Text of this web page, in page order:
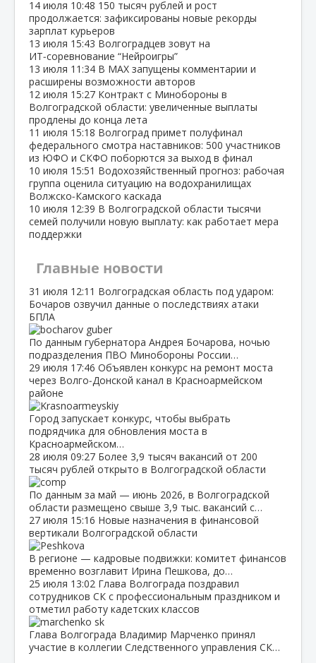
14 июля 10:48 150 тысяч рублей и рост
продолжается: зафиксированы новые рекорды
зарплат курьеров
13 июля 15:43 Волгоградцев зовут на
ИТ‑соревнование “Нейроигры”
13 июля 11:34 В МАХ запущены комментарии и
расширены возможности авторов
12 июля 15:27 Контракт с Минобороны в
Волгоградской области: увеличенные выплаты
продлены до конца лета
11 июля 15:18 Волгоград примет полуфинал
федерального смотра наставников: 500 участников
из ЮФО и СКФО поборются за выход в финал
10 июля 15:51 Водохозяйственный прогноз: рабочая
группа оценила ситуацию на водохранилищах
Волжско‑Камского каскада
10 июля 12:39 В Волгоградской области тысячи
семей получили новую выплату: как работает мера
поддержки
Главные новости
31 июля 12:11 Волгоградская область под ударом:
Бочаров озвучил данные о последствиях атаки
БПЛА
По данным губернатора Андрея Бочарова, ночью
подразделения ПВО Минобороны России…
29 июля 17:46 Объявлен конкурс на ремонт моста
через Волго‑Донской канал в Красноармейском
районе
Город запускает конкурс, чтобы выбрать
подрядчика для обновления моста в
Красноармейском…
28 июля 09:27 Более 3,9 тысяч вакансий от 200
тысяч рублей открыто в Волгоградской области
По данным за май — июнь 2026, в Волгоградской
области размещено свыше 3,9 тыс. вакансий с…
27 июля 15:16 Новые назначения в финансовой
вертикали Волгоградской области
В регионе — кадровые подвижки: комитет финансов
временно возглавит Ирина Пешкова, до…
25 июля 13:02 Глава Волгограда поздравил
сотрудников СК с профессиональным праздником и
отметил работу кадетских классов
Глава Волгограда Владимир Марченко принял
участие в коллегии Следственного управления СК…